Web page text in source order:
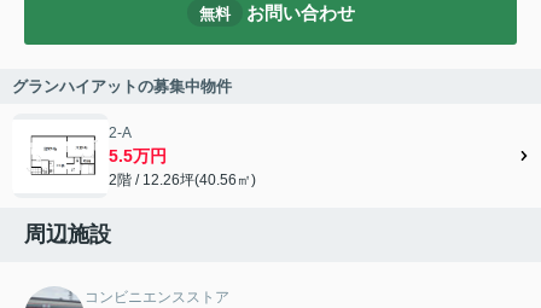
無料 お問い合わせ
グランハイアットの募集中物件
2-A
5.5万円
2階 / 12.26坪(40.56㎡)
周辺施設
コンビニエンスストア